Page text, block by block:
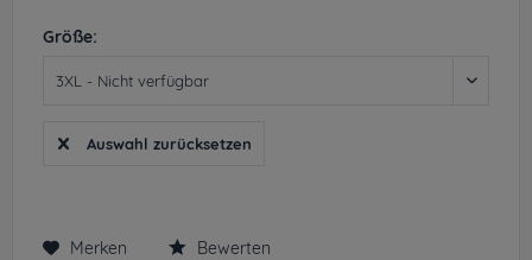
Größe:
Auswahl zurücksetzen
Merken Bewerten